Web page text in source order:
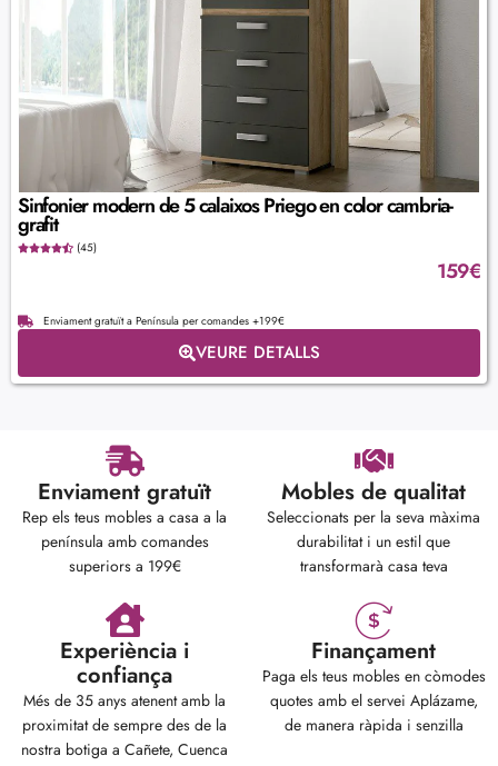
Sinfonier modern de 5 calaixos Priego en color cambria-
grafit
(45)
159€
Enviament gratuït a Península per comandes +199€
VEURE DETALLS
Enviament gratuït
Rep els teus mobles a casa a la
península amb comandes
superiors a 199€
Mobles de qualitat
Seleccionats per la seva màxima
durabilitat i un estil que
transformarà casa teva
Experiència i
confiança
Més de 35 anys atenent amb la
proximitat de sempre des de la
nostra botiga a Cañete, Cuenca
Finançament
Paga els teus mobles en còmodes
quotes amb el servei Aplázame,
de manera ràpida i senzilla